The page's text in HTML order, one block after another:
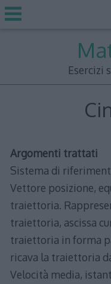
Esercizi
Argomenti trattati
Sistema di
Vettore posizione,
traiettoria.
traiettoria, ascissa
traiettoria in forma
ricava la traiettoria
Velocità media,